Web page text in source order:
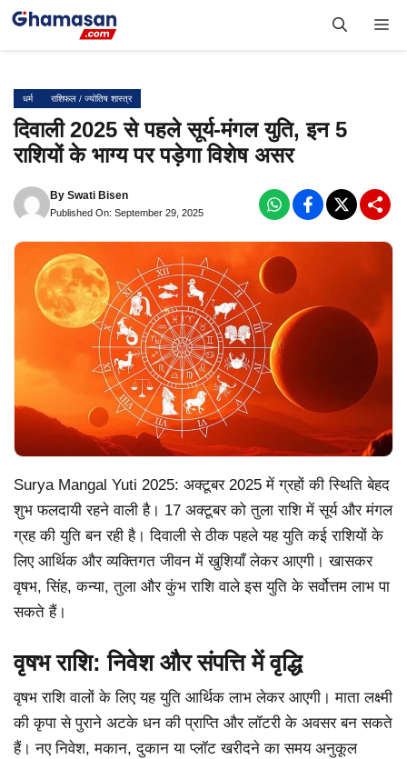
Skip
धर्म राशिफल / ज्योतिष शास्त्र
दिवाली 2025 से पहले सूर्य-मंगल युति, इन 5
राशियों के भाग्य पर पड़ेगा विशेष असर
By Swati Bisen
Published On: September 29, 2025
Surya Mangal Yuti 2025: अक्टूबर 2025 में ग्रहों की स्थिति बेहद
शुभ फलदायी रहने वाली है। 17 अक्टूबर को तुला राशि में सूर्य और मंगल
ग्रह की युति बन रही है। दिवाली से ठीक पहले यह युति कई राशियों के
लिए आर्थिक और व्यक्तिगत जीवन में खुशियाँ लेकर आएगी। खासकर
वृषभ, सिंह, कन्या, तुला और कुंभ राशि वाले इस युति के सर्वोत्तम लाभ पा
सकते हैं।
वृषभ राशि: निवेश और संपत्ति में वृद्धि
वृषभ राशि वालों के लिए यह युति आर्थिक लाभ लेकर आएगी। माता लक्ष्मी
की कृपा से पुराने अटके धन की प्राप्ति और लॉटरी के अवसर बन सकते
हैं। नए निवेश, मकान, दुकान या प्लॉट खरीदने का समय अनुकूल